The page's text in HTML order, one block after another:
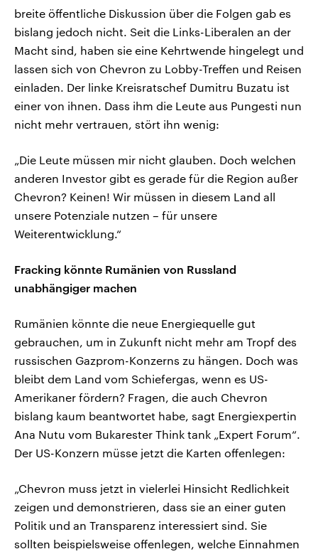
breite öffentliche Diskussion über die Folgen gab es
bislang jedoch nicht. Seit die Links-Liberalen an der
Macht sind, haben sie eine Kehrtwende hingelegt und
lassen sich von Chevron zu Lobby-Treffen und Reisen
einladen. Der linke Kreisratschef Dumitru Buzatu ist
einer von ihnen. Dass ihm die Leute aus Pungesti nun
nicht mehr vertrauen, stört ihn wenig:
„Die Leute müssen mir nicht glauben. Doch welchen
anderen Investor gibt es gerade für die Region außer
Chevron? Keinen! Wir müssen in diesem Land all
unsere Potenziale nutzen – für unsere
Weiterentwicklung.“
Fracking könnte Rumänien von Russland
unabhängiger machen
Rumänien könnte die neue Energiequelle gut
gebrauchen, um in Zukunft nicht mehr am Tropf des
russischen Gazprom-Konzerns zu hängen. Doch was
bleibt dem Land vom Schiefergas, wenn es US-
Amerikaner fördern? Fragen, die auch Chevron
bislang kaum beantwortet habe, sagt Energiexpertin
Ana Nutu vom Bukarester Think tank „Expert Forum“.
Der US-Konzern müsse jetzt die Karten offenlegen:
„Chevron muss jetzt in vielerlei Hinsicht Redlichkeit
zeigen und demonstrieren, dass sie an einer guten
Politik und an Transparenz interessiert sind. Sie
sollten beispielsweise offenlegen, welche Einnahmen